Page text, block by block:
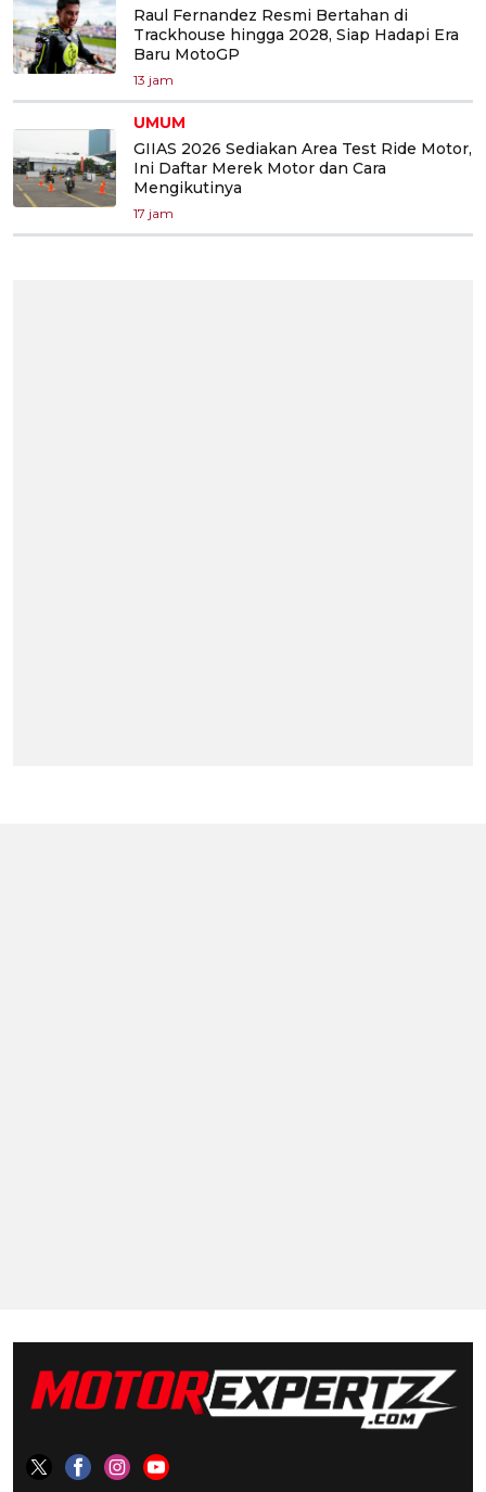
Raul Fernandez Resmi Bertahan di
Trackhouse hingga 2028, Siap Hadapi Era
Baru MotoGP
13 jam
UMUM
GIIAS 2026 Sediakan Area Test Ride Motor,
Ini Daftar Merek Motor dan Cara
Mengikutinya
17 jam